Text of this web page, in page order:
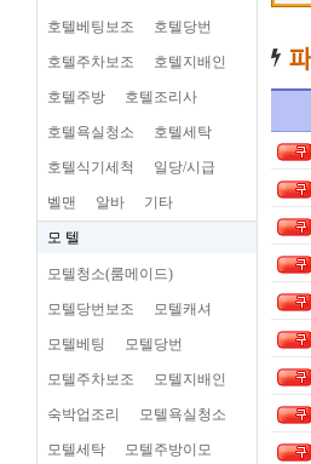
호텔베팅보조 호텔당번
호텔주차보조 호텔지배인
호텔주방 호텔조리사
호텔욕실청소 호텔세탁
호텔식기세척 일당/시급
벨맨 알바 기타
모 텔
모텔청소(룸메이드)
모텔당번보조 모텔캐셔
모텔베팅 모텔당번
모텔주차보조 모텔지배인
숙박업조리 모텔욕실청소
모텔세탁 모텔주방이모